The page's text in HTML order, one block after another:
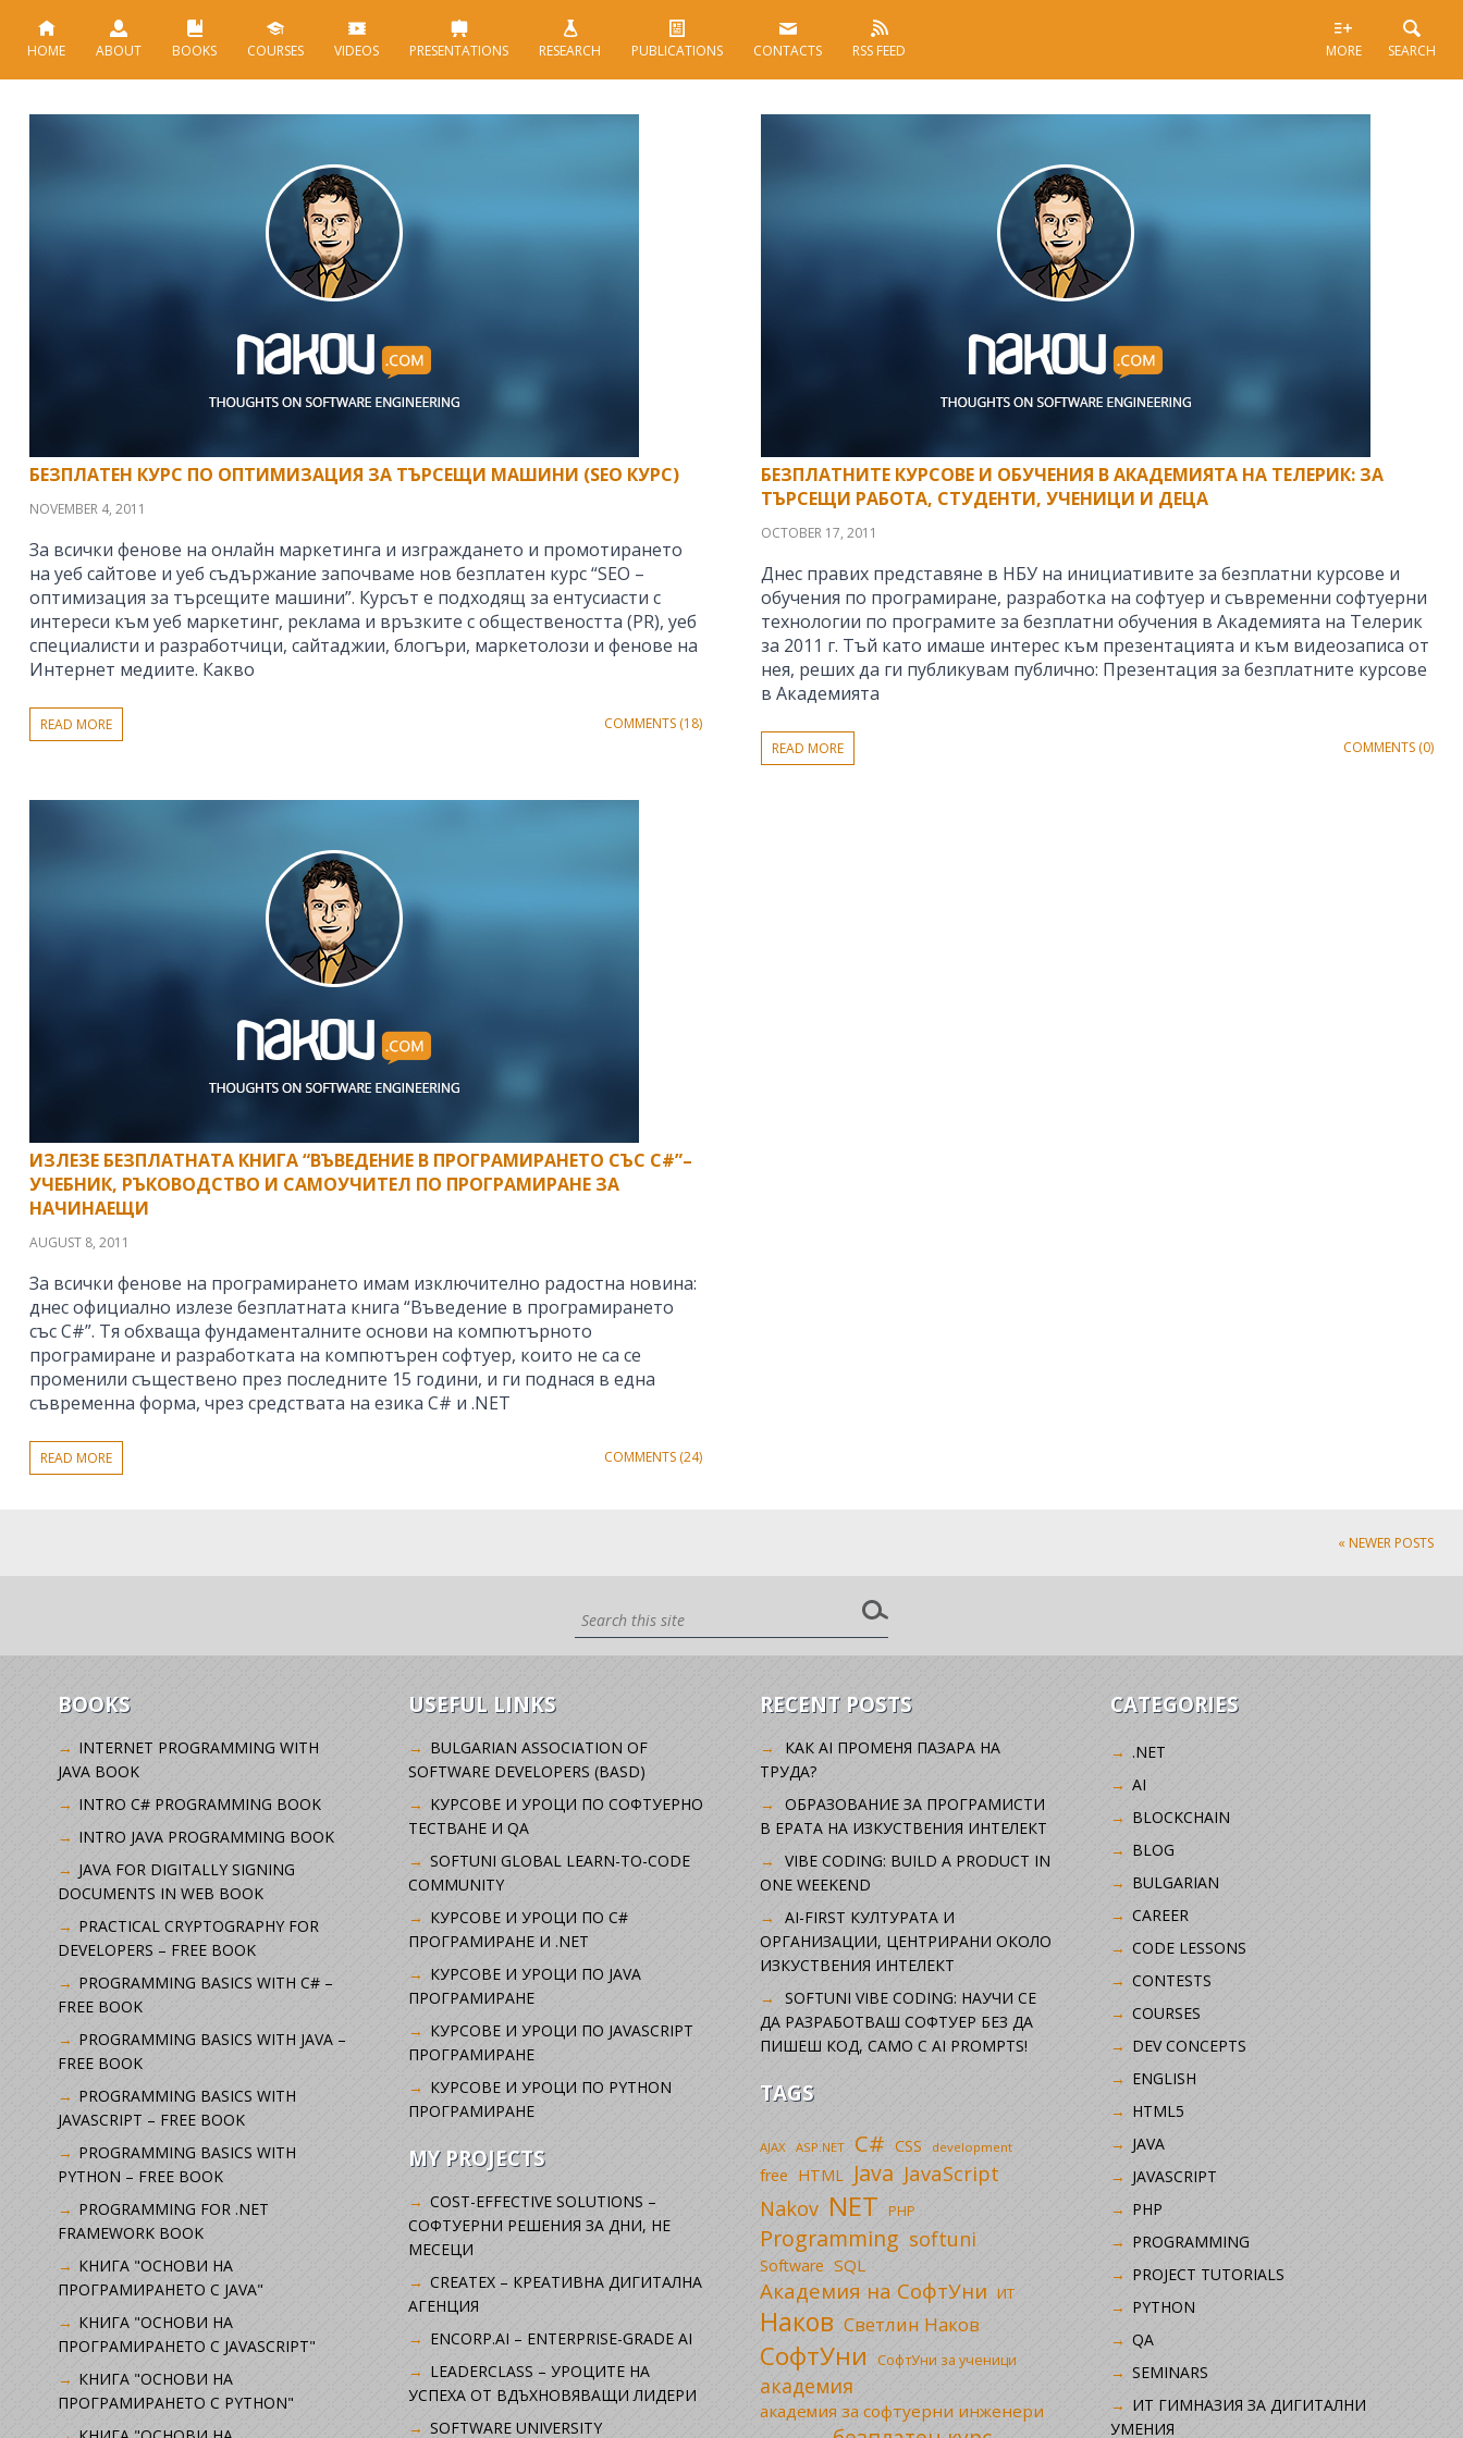
HOME ABOUT BOOKS COURSES VIDEOS PRESENTATIONS RESEARCH PUBLICATIONS CONTACTS RSS FEED SEARCH
MORE
БЕЗПЛАТЕН КУРС ПО ОПТИМИЗАЦИЯ ЗА ТЪРСЕЩИ МАШИНИ (SEO КУРС)
NOVEMBER 4, 2011
За всички фенове на онлайн маркетинга и изграждането и промотирането
на уеб сайтове и уеб съдържание започваме нов безплатен курс “SEO –
оптимизация за търсещите машини”. Курсът е подходящ за ентусиасти с
интереси към уеб маркетинг, реклама и връзките с обществеността (PR), уеб
специалисти и разработчици, сайтаджии, блогъри, маркетолози и фенове на
Интернет медиите. Какво
READ MORE COMMENTS (18)
БЕЗПЛАТНИТЕ КУРСОВЕ И ОБУЧЕНИЯ В АКАДЕМИЯТА НА ТЕЛЕРИК: ЗА
ТЪРСЕЩИ РАБОТА, СТУДЕНТИ, УЧЕНИЦИ И ДЕЦА
OCTOBER 17, 2011
Днес правих представяне в НБУ на инициативите за безплатни курсове и
обучения по програмиране, разработка на софтуер и съвременни софтуерни
технологии по програмите за безплатни обучения в Академията на Телерик
за 2011 г. Тъй като имаше интерес към презентацията и към видеозаписа от
нея, реших да ги публикувам публично: Презентация за безплатните курсове
в Академията
READ MORE COMMENTS (0)
ИЗЛЕЗЕ БЕЗПЛАТНАТА КНИГА “ВЪВЕДЕНИЕ В ПРОГРАМИРАНЕТО СЪС C#”–
УЧЕБНИК, РЪКОВОДСТВО И САМОУЧИТЕЛ ПО ПРОГРАМИРАНЕ ЗА
НАЧИНАЕЩИ
AUGUST 8, 2011
За всички фенове на програмирането имам изключително радостна новина:
днес официално излезе безплатната книга “Въведение в програмирането
със C#”. Тя обхваща фундаменталните основи на компютърното
програмиране и разработката на компютърен софтуер, които не са се
променили съществено през последните 15 години, и ги поднася в една
съвременна форма, чрез средствата на езика C# и .NET
READ MORE COMMENTS (24)
« NEWER POSTS
BOOKS
INTERNET PROGRAMMING WITH
JAVA BOOK
INTRO C# PROGRAMMING BOOK
INTRO JAVA PROGRAMMING BOOK
JAVA FOR DIGITALLY SIGNING
DOCUMENTS IN WEB BOOK
PRACTICAL CRYPTOGRAPHY FOR
DEVELOPERS – FREE BOOK
PROGRAMMING BASICS WITH C# –
FREE BOOK
PROGRAMMING BASICS WITH JAVA –
FREE BOOK
PROGRAMMING BASICS WITH
JAVASCRIPT – FREE BOOK
PROGRAMMING BASICS WITH
PYTHON – FREE BOOK
PROGRAMMING FOR .NET
FRAMEWORK BOOK
КНИГА "ОСНОВИ НА
ПРОГРАМИРАНЕТО С JAVA"
КНИГА "ОСНОВИ НА
ПРОГРАМИРАНЕТО С JAVASCRIPT"
КНИГА "ОСНОВИ НА
ПРОГРАМИРАНЕТО С PYTHON"
USEFUL LINKS
BULGARIAN ASSOCIATION OF
SOFTWARE DEVELOPERS (BASD)
KУРСОВЕ И УРОЦИ ПО СОФТУЕРНО
ТЕСТВАНЕ И QA
SOFTUNI GLOBAL LEARN-TO-CODE
COMMUNITY
КУРСОВЕ И УРОЦИ ПО C#
ПРОГРАМИРАНЕ И .NET
КУРСОВЕ И УРОЦИ ПО JAVA
ПРОГРАМИРАНЕ
КУРСОВЕ И УРОЦИ ПО JAVASCRIPT
ПРОГРАМИРАНЕ
КУРСОВЕ И УРОЦИ ПО PYTHON
ПРОГРАМИРАНЕ
MY PROJECTS
COST-EFFECTIVE SOLUTIONS –
СОФТУЕРНИ РЕШЕНИЯ ЗА ДНИ, НЕ
МЕСЕЦИ
CREATEX – КРЕАТИВНА ДИГИТАЛНА
АГЕНЦИЯ
ENCORP.AI – ENTERPRISE-GRADE AI
LEADERCLASS – УРОЦИТЕ НА
УСПЕХА ОТ ВДЪХНОВЯВАЩИ ЛИДЕРИ
SOFTWARE UNIVERSITY
RECENT POSTS
КАК AI ПРОМЕНЯ ПАЗАРА НА
ТРУДА?
ОБРАЗОВАНИЕ ЗА ПРОГРАМИСТИ
В ЕРАТА НА ИЗКУСТВЕНИЯ ИНТЕЛЕКТ
VIBE CODING: BUILD A PRODUCT IN
ONE WEEKEND
AI-FIRST КУЛТУРАТА И
ОРГАНИЗАЦИИ, ЦЕНТРИРАНИ ОКОЛО
ИЗКУСТВЕНИЯ ИНТЕЛЕКТ
SOFTUNI VIBE CODING: НАУЧИ СЕ
ДА РАЗРАБОТВАШ СОФТУЕР БЕЗ ДА
ПИШЕШ КОД, САМО С AI PROMPTS!
TAGS
AJAX ASP.NET C# CSS development
free HTML Java JavaScript
Nakov NET PHP
Programming softuni
Software SQL
Академия на СофтУни ИТ
Наков Светлин Наков
СофтУни СофтУни за ученици
академия
академия за софтуерни инженери
CATEGORIES
.NET
AI
BLOCKCHAIN
BLOG
BULGARIAN
CAREER
CODE LESSONS
CONTESTS
COURSES
DEV CONCEPTS
ENGLISH
HTML5
JAVA
JAVASCRIPT
PHP
PROGRAMMING
PROJECT TUTORIALS
PYTHON
QA
SEMINARS
ИТ ГИМНАЗИЯ ЗА ДИГИТАЛНИ
УМЕНИЯ